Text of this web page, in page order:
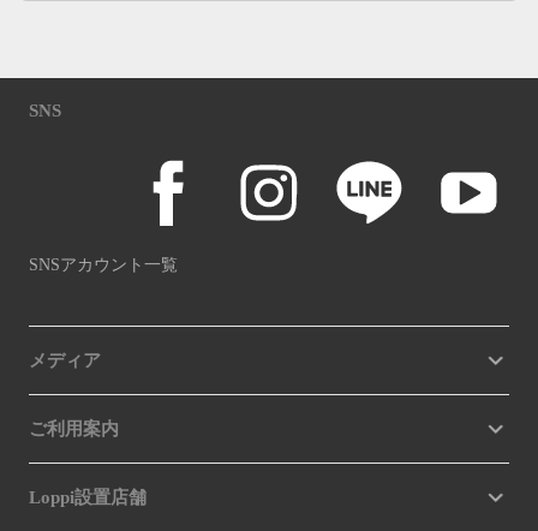
SNS
SNSアカウント一覧
メディア
ご利用案内
Loppi設置店舗